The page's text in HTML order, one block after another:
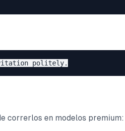
correrlos en modelos premium: